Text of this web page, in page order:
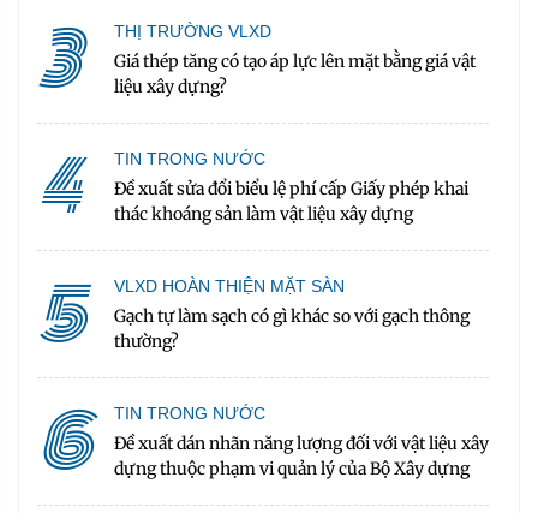
3 THỊ TRƯỜNG VLXD
Giá thép tăng có tạo áp lực lên mặt bằng giá vật
liệu xây dựng?
4 TIN TRONG NƯỚC
Đề xuất sửa đổi biểu lệ phí cấp Giấy phép khai
thác khoáng sản làm vật liệu xây dựng
5 VLXD HOÀN THIỆN MẶT SÀN
Gạch tự làm sạch có gì khác so với gạch thông
thường?
6 TIN TRONG NƯỚC
Đề xuất dán nhãn năng lượng đối với vật liệu xây
dựng thuộc phạm vi quản lý của Bộ Xây dựng